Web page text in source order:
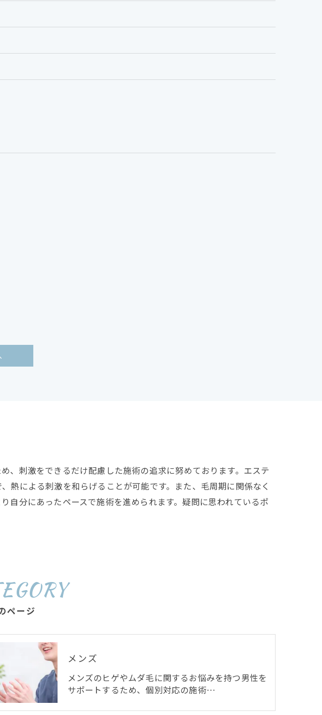
、刺激をできるだけ配慮した施術の追求に努めております。エステ
熱による刺激を和らげることが可能です。また、毛周期に関係なく
自分にあったペースで施術を進められます。疑問に思われているポ
ページ
メンズ
メンズのヒゲやムダ毛に関するお悩みを持つ男性を
サポートするため、個別対応の施術…